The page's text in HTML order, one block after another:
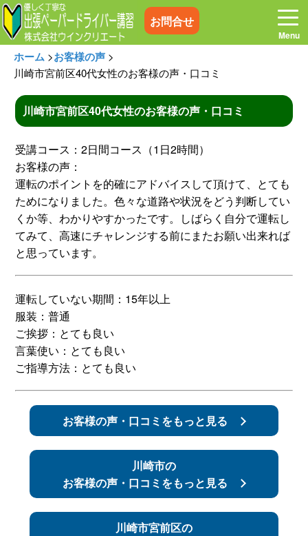
お問合せ
ホーム お電話はこちら
プログラム
お客様の声 コラム&トピックス
よくある質問
出張地域
スタッフ紹介
簡易補助ブレーキと
は
新着情報 会社概要
ホーム >お客様の声 >
川崎市宮前区40代女性のお客様の声・口コミ
川崎市宮前区40代女性のお客様の声・口コミ
受講コース：2日間コース（1日2時間）
お客様の声：
運転のポイントを的確にアドバイスして頂けて、とても
ためになりました。色々な道路や状況をどう判断してい
くか等、わかりやすかったです。しばらく自分で運転し
てみて、高速にチャレンジする前にまたお願い出来れば
と思っています。
運転していない期間：15年以上
服装：普通
ご挨拶：とても良い
言葉使い：とても良い
ご指導方法：とても良い
お客様の声・口コミをもっと見る
川崎市の
お客様の声・口コミをもっと見る
川崎市宮前区の